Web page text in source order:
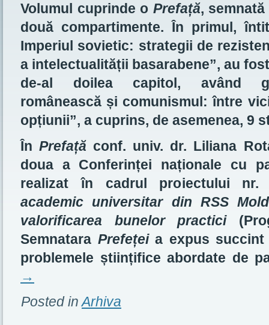
Volumul cuprinde o Prefață,
două compartimente. În primul,
Imperiul sovietic: strategii de
a intelectualității basarabene”, au
de-al doilea capitol, având
românească și comunismul: între
opțiunii”, a cuprins, de asemenea, 9
ÎnPrefață conf. univ. dr. Liliana
doua a Conferinței naționale cu
realizat în cadrul proiectului nr.
academic universitar din RSS
valorificarea bunelor practici
Semnatara Prefețeia expus succint
problemele științifice abordate de
→
Posted in Arhiva